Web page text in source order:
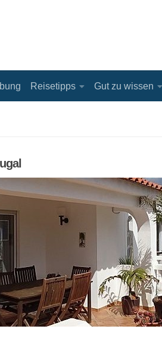
Reisetipps Gut zu wissen